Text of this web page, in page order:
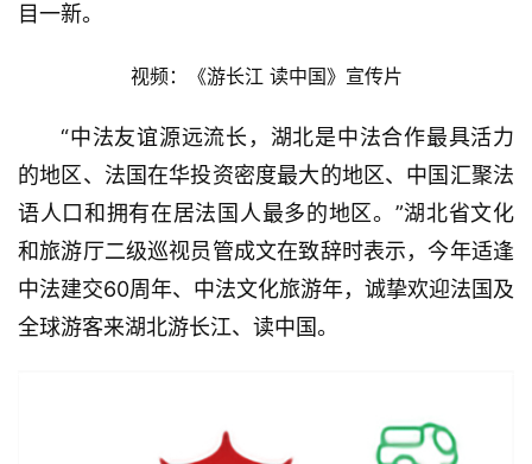
武
汉
办
事
目一新。
视频：《游长江 读中国》宣传片
“中法友谊源远流长，湖北是中法合作最具活力
的地区、法国在华投资密度最大的地区、中国汇聚法
语人口和拥有在居法国人最多的地区。”湖北省文化
和旅游厅二级巡视员管成文在致辞时表示，今年适逢
中法建交60周年、中法文化旅游年，诚挚欢迎法国及
全球游客来湖北游长江、读中国。